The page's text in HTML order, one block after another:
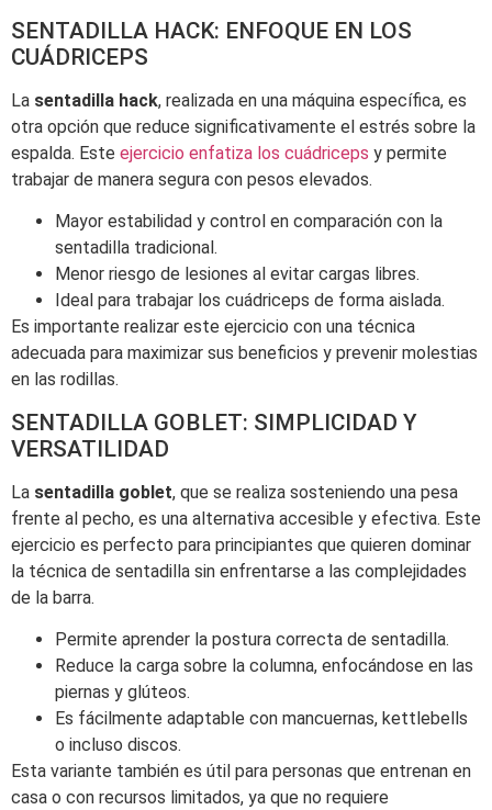
SENTADILLA HACK: ENFOQUE EN LOS
CUÁDRICEPS
La sentadilla hack, realizada en una máquina específica, es
otra opción que reduce significativamente el estrés sobre la
espalda. Este ejercicio enfatiza los cuádriceps y permite
trabajar de manera segura con pesos elevados.
Mayor estabilidad y control en comparación con la
sentadilla tradicional.
Menor riesgo de lesiones al evitar cargas libres.
Ideal para trabajar los cuádriceps de forma aislada.
Es importante realizar este ejercicio con una técnica
adecuada para maximizar sus beneficios y prevenir molestias
en las rodillas.
SENTADILLA GOBLET: SIMPLICIDAD Y
VERSATILIDAD
La sentadilla goblet, que se realiza sosteniendo una pesa
frente al pecho, es una alternativa accesible y efectiva. Este
ejercicio es perfecto para principiantes que quieren dominar
la técnica de sentadilla sin enfrentarse a las complejidades
de la barra.
Permite aprender la postura correcta de sentadilla.
Reduce la carga sobre la columna, enfocándose en las
piernas y glúteos.
Es fácilmente adaptable con mancuernas, kettlebells
o incluso discos.
Esta variante también es útil para personas que entrenan en
casa o con recursos limitados, ya que no requiere